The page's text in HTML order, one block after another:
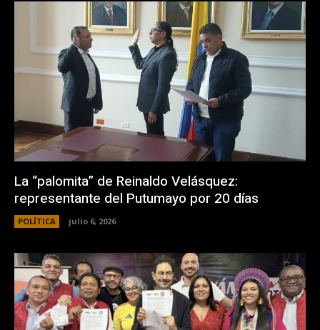
La “palomita” de Reinaldo Velásquez:
representante del Putumayo por 20 días
POLÍTICA julio 6, 2026